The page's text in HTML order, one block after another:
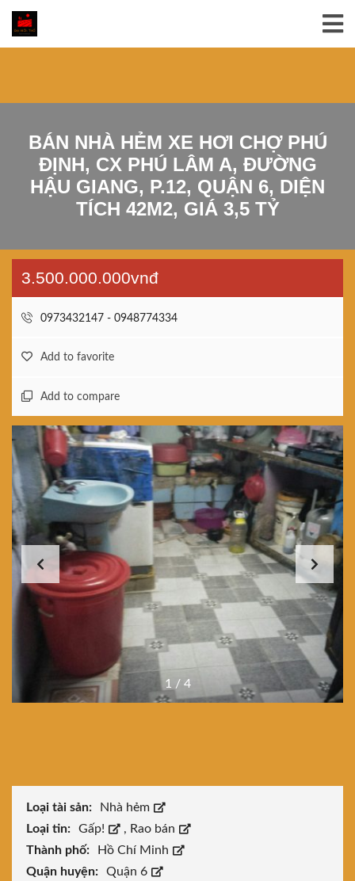
BÁN NHÀ HẺM XE HƠI CHỢ PHÚ
ĐỊNH, CX PHÚ LÂM A, ĐƯỜNG
HẬU GIANG, P.12, QUẬN 6, DIỆN
TÍCH 42M2, GIÁ 3,5 TỶ
3.500.000.000vnđ
0973432147 - 0948774334
Add to favorite
Add to compare
1 / 4
Loại tài sản:
Nhà hẻm
Loại tin:
Gấp! , Rao bán
Thành phố:
Hồ Chí Minh
Quận huyện:
Quận 6